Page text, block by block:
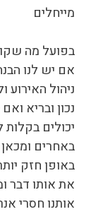
מייחלים
בפועל מה
אם יש לנו
ניהול
נכון ובריא
יכולים
באחרים
באופן חזק
את אותו דבר
אותנו חסרי